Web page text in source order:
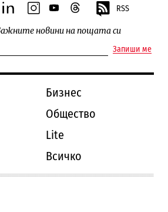
linkedininstagram
youtubethreads RSS
новини на пощата си
Запиши ме
Бизнес
Общество
Lite
Всичко